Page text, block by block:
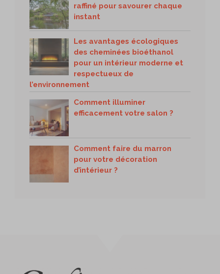
raffiné pour savourer chaque
instant
Les avantages écologiques
des cheminées bioéthanol
pour un intérieur moderne et
respectueux de
l’environnement
Comment illuminer
efficacement votre salon ?
Comment faire du marron
pour votre décoration
d’intérieur ?